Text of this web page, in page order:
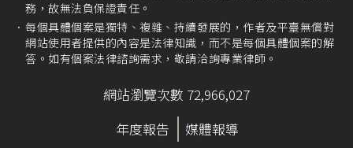
務，故無法負保證責任。
每個具體個案是獨特、複雜、持續發展的，作者及平臺無償對
網站使用者提供的內容是法律知識，而不是每個具體個案的解
答。如有個案法律諮詢需求，敬請洽詢專業律師。
網站瀏覽次數 72,966,027
年度報告
媒體報導